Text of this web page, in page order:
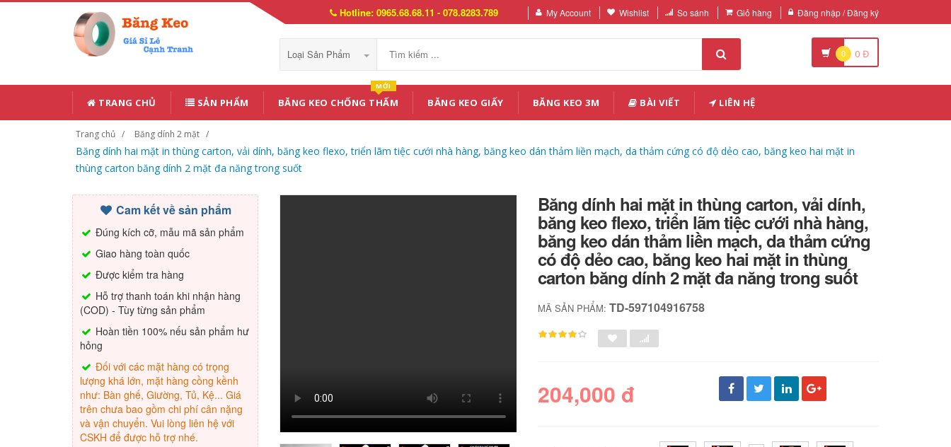
Hotline: 0965.68.68.11 - 078.8283.789 My Account Wishlist So sánh Giỏ hàng Đăng nhập / Đăng ký
Loại Sản Phẩm 0 0 Đ
TRANG CHỦ SẢN PHẨM BĂNG KEO CHỐNG THẤM
MỚI
BĂNG KEO GIẤY BĂNG KEO 3M BÀI VIẾT LIÊN HỆ
Trang chủ Băng dính 2 mặt
Băng dính hai mặt in thùng carton, vải dính, băng keo flexo, triển lãm tiệc cưới nhà hàng, băng keo dán thảm liền mạch, da thảm cứng có độ dẻo cao, băng keo hai mặt in
thùng carton băng dính 2 mặt đa năng trong suốt
Cam kết về sản phẩm
Đúng kích cỡ, mẫu mã sản phẩm
Giao hàng toàn quốc
Được kiểm tra hàng
Hỗ trợ thanh toán khi nhận hàng
(COD) - Tùy từng sản phẩm
Hoàn tiền 100% nếu sản phẩm hư
hỏng
Đối với các mặt hàng có trọng
lượng khá lớn, mặt hàng cồng kềnh
như: Bàn ghế, Giường, Tủ, Kệ... Giá
trên chưa bao gồm chi phí cân nặng
và vận chuyển. Vui lòng liên hệ với
CSKH để được hỗ trợ nhé.
Băng dính hai mặt in thùng carton, vải dính,
băng keo flexo, triển lãm tiệc cưới nhà hàng,
băng keo dán thảm liền mạch, da thảm cứng
có độ dẻo cao, băng keo hai mặt in thùng
carton băng dính 2 mặt đa năng trong suốt
MÃ SẢN PHẨM:TD-597104916758
204,000 đ